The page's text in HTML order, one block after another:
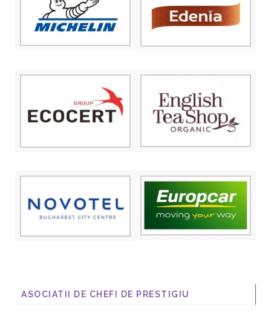
ASOCIATII DE CHEFI DE PRESTIGIU